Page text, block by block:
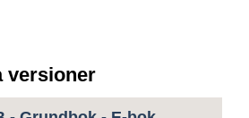
versioner